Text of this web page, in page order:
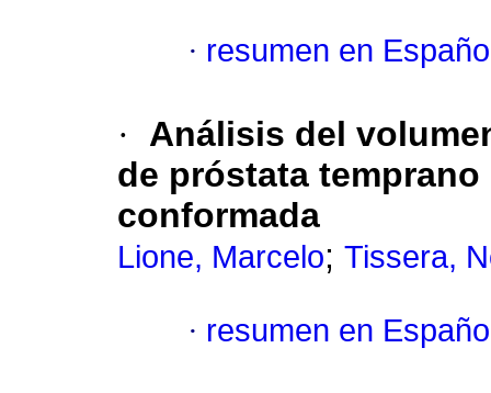
· resumen en
·
Análisis del
de próstata
conformada
Lione, Marcelo; Tissera,
· resumen en